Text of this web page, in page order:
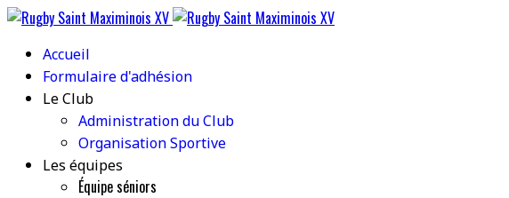
Accueil
Formulaire d'adhésion
Le Club
Administration du Club
Organisation Sportive
Les équipes
Équipe séniors